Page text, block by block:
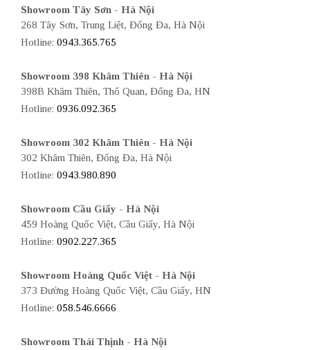
Showroom Tây Sơn - Hà Nội
268 Tây Sơn, Trung Liệt, Đống Đa, Hà Nội
Hotline: 0943.365.765
Showroom 398 Khâm Thiên - Hà Nội
398B Khâm Thiên, Thổ Quan, Đống Đa, HN
Hotline: 0936.092.365
Showroom 302 Khâm Thiên - Hà Nội
302 Khâm Thiên, Đống Đa, Hà Nội
Hotline: 0943.980.890
Showroom Cầu Giấy - Hà Nội
459 Hoàng Quốc Việt, Cầu Giấy, Hà Nội
Hotline: 0902.227.365
Showroom Hoàng Quốc Việt - Hà Nội
373 Đường Hoàng Quốc Việt, Cầu Giấy, HN
Hotline: 058.546.6666
Showroom Thái Thịnh - Hà Nội